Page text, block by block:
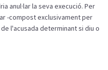
anul·larla seva execució. Per
-compostexclusivamentper
de l'acusada determinantsi diu o